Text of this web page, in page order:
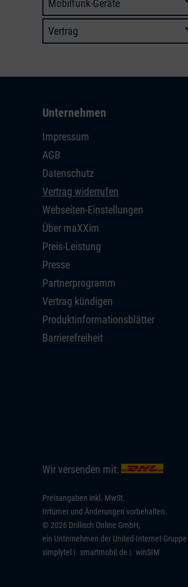
Mobilfunk-Geräte
Vertrag
Unternehmen
Impressum
AGB
Datenschutz
Vertrag widerrufen
Webseiten-Einstellungen
Über maXXim
Preis-Leistung
Presse
Partnerprogramm
Vertrag kündigen
Produktinformationsblätter
Barrierefreiheit
Wir versenden mit:
Preisangaben inkl. MwSt.
Irrtümer und Änderungen vorbehalten.
© 2026 Drillisch Online GmbH,
ein Unternehmen der United-Internet-Gruppe
simplytel
smartmobil.de winSIM